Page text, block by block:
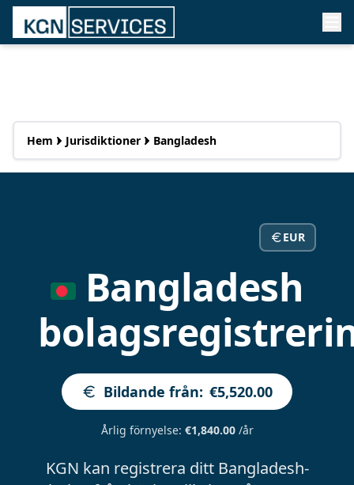
Hem Jurisdiktioner Bangladesh
EUR
Bangladesh
Bildande från: €5,520.00
Årlig förnyelse: €1,840.00 /år
KGN kan registrera ditt Bangladesh-